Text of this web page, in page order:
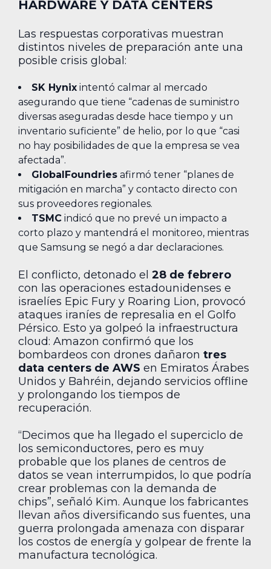
HARDWARE Y DATA CENTERS
Las respuestas corporativas muestran
distintos niveles de preparación ante una
posible crisis global:
SK Hynix intentó calmar al mercado
asegurando que tiene “cadenas de suministro
diversas aseguradas desde hace tiempo y un
inventario suficiente” de helio, por lo que “casi
no hay posibilidades de que la empresa se vea
afectada”.
GlobalFoundries afirmó tener “planes de
mitigación en marcha” y contacto directo con
sus proveedores regionales.
TSMC indicó que no prevé un impacto a
corto plazo y mantendrá el monitoreo, mientras
que Samsung se negó a dar declaraciones.
El conflicto, detonado el 28 de febrero
con las operaciones estadounidenses e
israelíes Epic Fury y Roaring Lion, provocó
ataques iraníes de represalia en el Golfo
Pérsico. Esto ya golpeó la infraestructura
cloud: Amazon confirmó que los
bombardeos con drones dañaron tres
data centers de AWS en Emiratos Árabes
Unidos y Bahréin, dejando servicios offline
y prolongando los tiempos de
recuperación.
“Decimos que ha llegado el superciclo de
los semiconductores, pero es muy
probable que los planes de centros de
datos se vean interrumpidos, lo que podría
crear problemas con la demanda de
chips”, señaló Kim. Aunque los fabricantes
llevan años diversificando sus fuentes, una
guerra prolongada amenaza con disparar
los costos de energía y golpear de frente la
manufactura tecnológica.